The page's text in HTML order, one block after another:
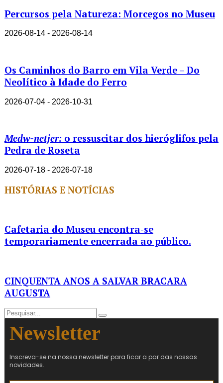
Percursos pela Natureza: Morcegos no Museu
2026-08-14 - 2026-08-14
Os Caminhos do Barro em Vila Verde – Do
Neolítico à Idade do Ferro
2026-07-04 - 2026-10-31
Medw-netjer: o ressuscitar dos hieróglifos pela
Pedra de Roseta
2026-07-18 - 2026-07-18
HISTÓRIAS E NOTÍCIAS
Cafetaria do Museu encontra-se
temporariamente encerrada ao público.
CINQUENTA ANOS A SALVAR BRACARA
AUGUSTA